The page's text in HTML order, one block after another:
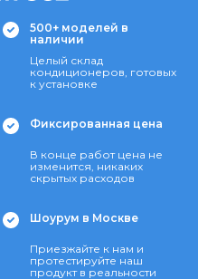
500+ моделей в
наличии
Целый склад
кондиционеров, готовых
к установке
Фиксированная цена
В конце работ цена не
изменится, никаких
скрытых расходов
Шоурум в Москве
Приезжайте к нам и
протестируйте наш
продукт в реальности